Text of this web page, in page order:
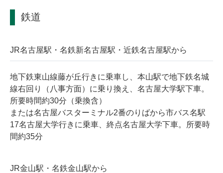
鉄道
JR名古屋駅・名鉄新名古屋駅・近鉄名古屋駅から
地下鉄東山線藤が丘行きに乗車し、本山駅で地下鉄名城
線右回り（八事方面）に乗り換え、名古屋大学駅下車。
所要時間約30分（乗換含）
または名古屋バスターミナル2番のりばから市バス名駅
17名古屋大学行きに乗車、終点名古屋大学下車。所要時
間約35分
JR金山駅・名鉄金山駅から